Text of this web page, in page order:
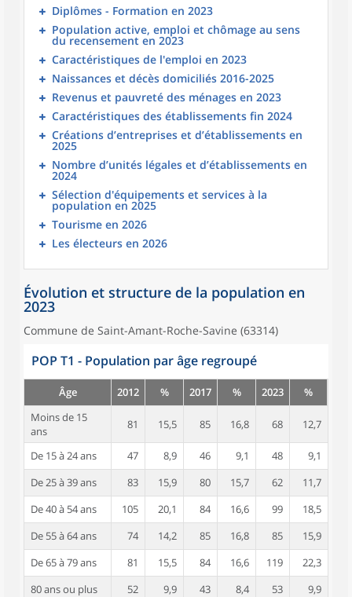
Diplômes - Formation en 2023
Population active, emploi et chômage au sens
du recensement en 2023
Caractéristiques de l'emploi en 2023
Naissances et décès domiciliés 2016-2025
Revenus et pauvreté des ménages en 2023
Caractéristiques des établissements fin 2024
Créations d’entreprises et d’établissements en
2025
Nombre d’unités légales et d’établissements en
2024
Sélection d'équipements et services à la
population en 2025
Tourisme en 2026
Les électeurs en 2026
Évolution et structure de la population en
2023
Commune de Saint-Amant-Roche-Savine (63314)
POP T1 - Population par âge regroupé
Âge 2012 % 2017 % 2023
%
Moins de 15
ans
81 15,5 85 16,8 68 12,7
De 15 à 24 ans 47 8,9 46 9,1 48
9,1
De 25 à 39 ans
83 15,9 80 15,7 62
11,7
De 40 à 54 ans
105 20,1 84 16,6 99
18,5
De 55 à 64 ans
74 14,2 85 16,8 85
15,9
De 65 à 79 ans
81 15,5 84 16,6 119
22,3
80 ans ou plus
52 9,9 43 8,4 53
9,9